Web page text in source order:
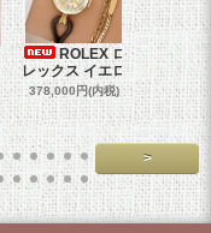
ROLEX ロ
レックス イエロ
378,000円(内税)
ジュリア
29,000円(
>